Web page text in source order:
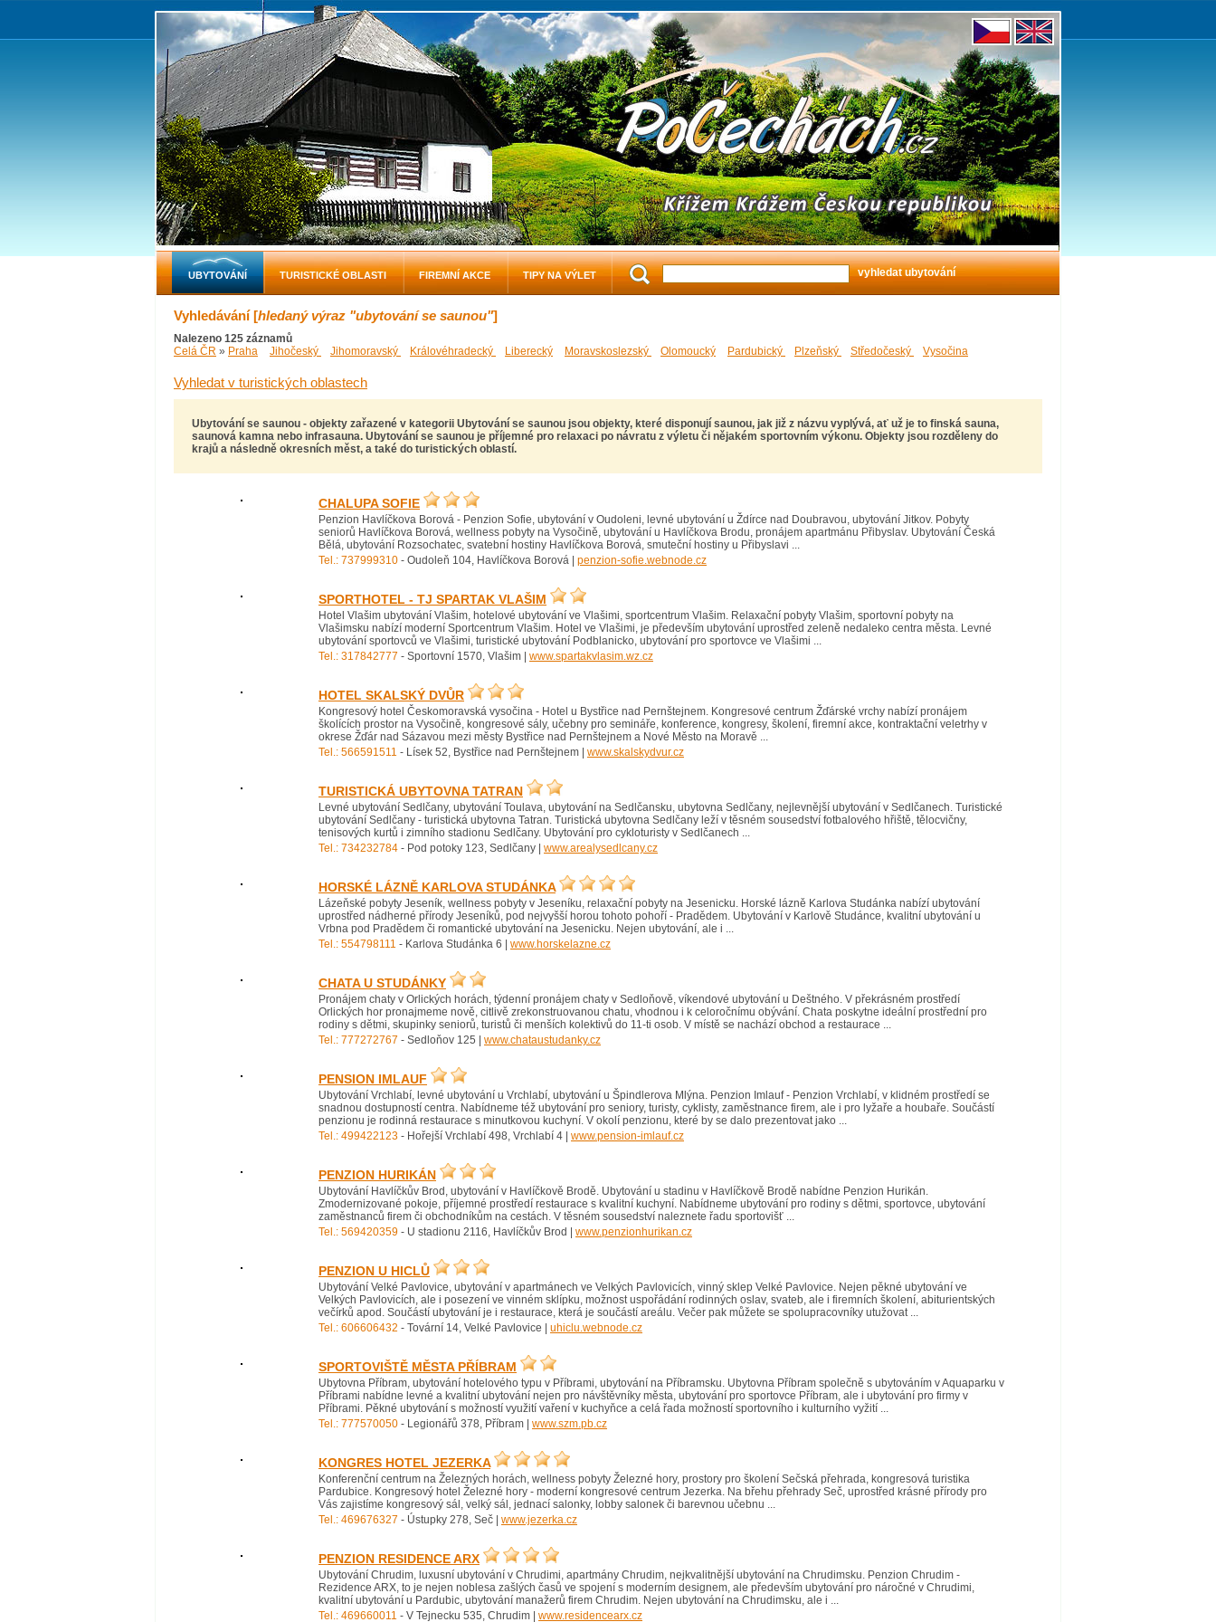
Vyhledávání [hledaný výraz "ubytování se saunou"]
Nalezeno 125 záznamů
Celá ČR » Praha Jihočeský Jihomoravský Královéhradecký Liberecký Moravskoslezský Olomoucký Pardubický Plzeňský Středočeský Vysočina
Vyhledat v turistických oblastech
Ubytování se saunou - objekty zařazené v kategorii Ubytování se saunou jsou objekty, které disponují saunou, jak již z názvu vyplývá, ať už je to finská sauna,
saunová kamna nebo infrasauna. Ubytování se saunou je příjemné pro relaxaci po návratu z výletu či nějakém sportovním výkonu. Objekty jsou rozděleny do
krajů a následně okresních měst, a také do turistických oblastí.
CHALUPA SOFIE
Penzion Havlíčkova Borová - Penzion Sofie, ubytování v Oudoleni, levné ubytování u Ždírce nad Doubravou, ubytování Jitkov. Pobyty
seniorů Havlíčkova Borová, wellness pobyty na Vysočině, ubytování u Havlíčkova Brodu, pronájem apartmánu Přibyslav. Ubytování Česká
Bělá, ubytování Rozsochatec, svatební hostiny Havlíčkova Borová, smuteční hostiny u Přibyslavi ...
Tel.: 737999310 - Oudoleň 104, Havlíčkova Borová | penzion-sofie.webnode.cz
SPORTHOTEL - TJ SPARTAK VLAŠIM
Hotel Vlašim ubytování Vlašim, hotelové ubytování ve Vlašimi, sportcentrum Vlašim. Relaxační pobyty Vlašim, sportovní pobyty na
Vlašimsku nabízí moderní Sportcentrum Vlašim. Hotel ve Vlašimi, je především ubytování uprostřed zeleně nedaleko centra města. Levné
ubytování sportovců ve Vlašimi, turistické ubytování Podblanicko, ubytování pro sportovce ve Vlašimi ...
Tel.: 317842777 - Sportovní 1570, Vlašim | www.spartakvlasim.wz.cz
HOTEL SKALSKÝ DVŮR
Kongresový hotel Českomoravská vysočina - Hotel u Bystřice nad Pernštejnem. Kongresové centrum Žďárské vrchy nabízí pronájem
školících prostor na Vysočině, kongresové sály, učebny pro semináře, konference, kongresy, školení, firemní akce, kontraktační veletrhy v
okrese Žďár nad Sázavou mezi městy Bystřice nad Pernštejnem a Nové Město na Moravě ...
Tel.: 566591511 - Lísek 52, Bystřice nad Pernštejnem | www.skalskydvur.cz
TURISTICKÁ UBYTOVNA TATRAN
Levné ubytování Sedlčany, ubytování Toulava, ubytování na Sedlčansku, ubytovna Sedlčany, nejlevnější ubytování v Sedlčanech. Turistické
ubytování Sedlčany - turistická ubytovna Tatran. Turistická ubytovna Sedlčany leží v těsném sousedství fotbalového hřiště, tělocvičny,
tenisových kurtů i zimního stadionu Sedlčany. Ubytování pro cykloturisty v Sedlčanech ...
Tel.: 734232784 - Pod potoky 123, Sedlčany | www.arealysedlcany.cz
HORSKÉ LÁZNĚ KARLOVA STUDÁNKA
Lázeňské pobyty Jeseník, wellness pobyty v Jeseníku, relaxační pobyty na Jesenicku. Horské lázně Karlova Studánka nabízí ubytování
uprostřed nádherné přírody Jeseníků, pod nejvyšší horou tohoto pohoří - Pradědem. Ubytování v Karlově Studánce, kvalitní ubytování u
Vrbna pod Pradědem či romantické ubytování na Jesenicku. Nejen ubytování, ale i ...
Tel.: 554798111 - Karlova Studánka 6 | www.horskelazne.cz
CHATA U STUDÁNKY
Pronájem chaty v Orlických horách, týdenní pronájem chaty v Sedloňově, víkendové ubytování u Deštného. V překrásném prostředí
Orlických hor pronajmeme nově, citlivě zrekonstruovanou chatu, vhodnou i k celoročnímu obývání. Chata poskytne ideální prostřední pro
rodiny s dětmi, skupinky seniorů, turistů či menších kolektivů do 11-ti osob. V místě se nachází obchod a restaurace ...
Tel.: 777272767 - Sedloňov 125 | www.chataustudanky.cz
PENSION IMLAUF
Ubytování Vrchlabí, levné ubytování u Vrchlabí, ubytování u Špindlerova Mlýna. Penzion Imlauf - Penzion Vrchlabí, v klidném prostředí se
snadnou dostupností centra. Nabídneme též ubytování pro seniory, turisty, cyklisty, zaměstnance firem, ale i pro lyžaře a houbaře. Součástí
penzionu je rodinná restaurace s minutkovou kuchyní. V okolí penzionu, které by se dalo prezentovat jako ...
Tel.: 499422123 - Hořejší Vrchlabí 498, Vrchlabí 4 | www.pension-imlauf.cz
PENZION HURIKÁN
Ubytování Havlíčkův Brod, ubytování v Havlíčkově Brodě. Ubytování u stadinu v Havlíčkově Brodě nabídne Penzion Hurikán.
Zmodernizované pokoje, příjemné prostředí restaurace s kvalitní kuchyní. Nabídneme ubytování pro rodiny s dětmi, sportovce, ubytování
zaměstnanců firem či obchodníkům na cestách. V těsném sousedství naleznete řadu sportovišť ...
Tel.: 569420359 - U stadionu 2116, Havlíčkův Brod | www.penzionhurikan.cz
PENZION U HICLŮ
Ubytování Velké Pavlovice, ubytování v apartmánech ve Velkých Pavlovicích, vinný sklep Velké Pavlovice. Nejen pěkné ubytování ve
Velkých Pavlovicích, ale i posezení ve vinném sklípku, možnost uspořádání rodinných oslav, svateb, ale i firemních školení, abiturientských
večírků apod. Součástí ubytování je i restaurace, která je součástí areálu. Večer pak můžete se spolupracovníky utužovat ...
Tel.: 606606432 - Tovární 14, Velké Pavlovice | uhiclu.webnode.cz
SPORTOVIŠTĚ MĚSTA PŘÍBRAM
Ubytovna Příbram, ubytování hotelového typu v Příbrami, ubytování na Příbramsku. Ubytovna Příbram společně s ubytováním v Aquaparku v
Příbrami nabídne levné a kvalitní ubytování nejen pro návštěvníky města, ubytování pro sportovce Příbram, ale i ubytování pro firmy v
Příbrami. Pěkné ubytování s možností využití vaření v kuchyňce a celá řada možností sportovního i kulturního vyžití ...
Tel.: 777570050 - Legionářů 378, Příbram | www.szm.pb.cz
KONGRES HOTEL JEZERKA
Konferenční centrum na Železných horách, wellness pobyty Železné hory, prostory pro školení Sečská přehrada, kongresová turistika
Pardubice. Kongresový hotel Železné hory - moderní kongresové centrum Jezerka. Na břehu přehrady Seč, uprostřed krásné přírody pro
Vás zajistíme kongresový sál, velký sál, jednací salonky, lobby salonek či barevnou učebnu ...
Tel.: 469676327 - Ústupky 278, Seč | www.jezerka.cz
PENZION RESIDENCE ARX
Ubytování Chrudim, luxusní ubytování v Chrudimi, apartmány Chrudim, nejkvalitnější ubytování na Chrudimsku. Penzion Chrudim -
Rezidence ARX, to je nejen noblesa zašlých časů ve spojení s moderním designem, ale především ubytování pro náročné v Chrudimi,
kvalitní ubytování u Pardubic, ubytování manažerů firem Chrudim. Nejen ubytování na Chrudimsku, ale i ...
Tel.: 469660011 - V Tejnecku 535, Chrudim | www.residencearx.cz
UBYTOVÁNÍ TURISTICKÉ OBLASTI FIREMNÍ AKCE TIPY NA VÝLET